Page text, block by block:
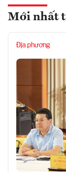
Mới nhất
Địa phương